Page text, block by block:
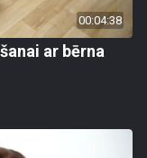
00:04:38
ar bērna